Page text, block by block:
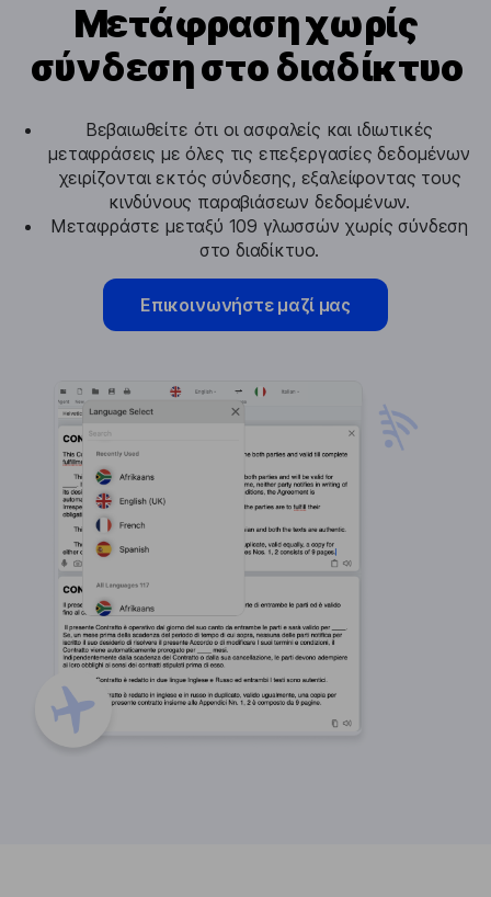
Μετάφραση χωρίς
σύνδεση στο διαδίκτυο
Βεβαιωθείτε ότι οι ασφαλείς και ιδιωτικές
μεταφράσεις με όλες τις επεξεργασίες δεδομένων
χειρίζονται εκτός σύνδεσης, εξαλείφοντας τους
κινδύνους παραβιάσεων δεδομένων.
Μεταφράστε μεταξύ 109 γλωσσών χωρίς σύνδεση
στο διαδίκτυο.
Επικοινωνήστε μαζί μας